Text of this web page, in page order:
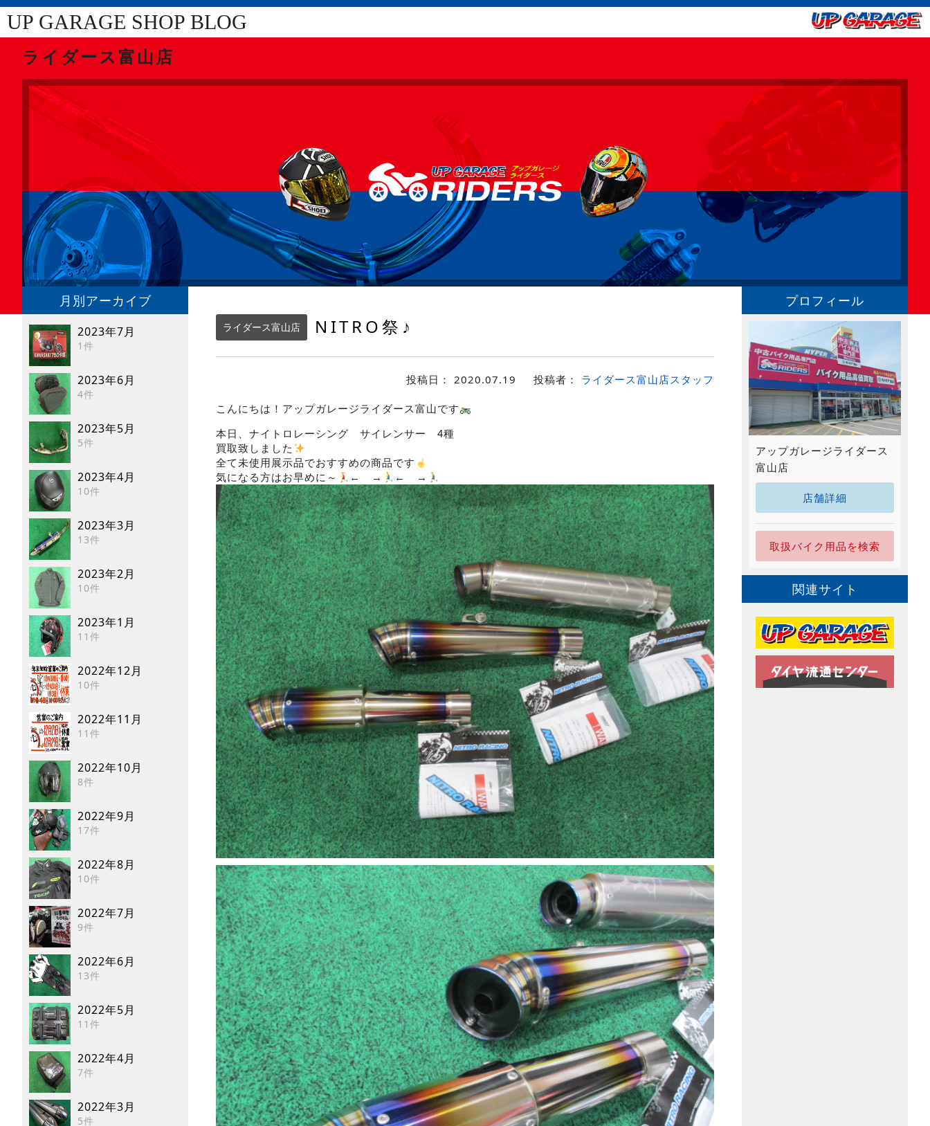
UP GARAGE SHOP BLOG
ライダース富山店
月別アーカイブ
2023年7月
1件
2023年6月
4件
2023年5月
5件
2023年4月
10件
2023年3月
13件
2023年2月
10件
2023年1月
11件
2022年12月
10件
2022年11月
11件
2022年10月
8件
2022年9月
17件
2022年8月
10件
2022年7月
9件
2022年6月
13件
2022年5月
11件
2022年4月
7件
2022年3月
5件
ライダース富山店 NITRO祭♪
投稿日： 2020.07.19 投稿者： ライダース富山店スタッフ
こんにちは！ アップガレージライダース富山です
本日、ナイトロレーシング サイレンサー 4種
買取致しました
全て未使用展示品でおすすめの商品です
気になる方はお早めに～
← → ← →
プロフィール
アップガレージライダース
富山店
店舗詳細
取扱バイク用品を検索
関連サイト